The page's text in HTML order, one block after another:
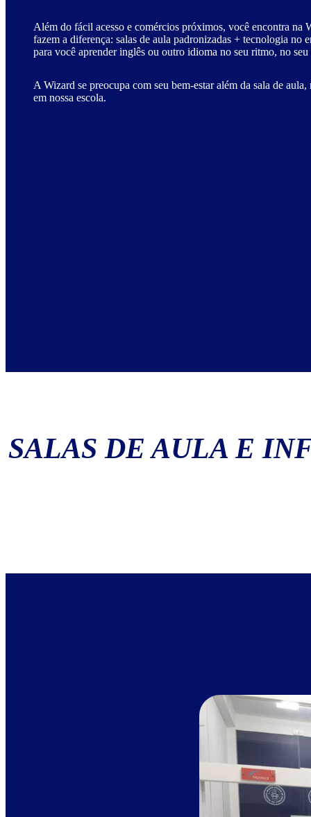
Além do fácil acesso e comércios próximos, você encontra na
fazem a diferença: salas de aula padronizadas + tecnologia no
para você aprender inglês ou outro idioma no seu ritmo, no seu
A Wizard se preocupa com seu bem-estar além da sala de aula,
em nossa escola.
SALAS DE AULA E